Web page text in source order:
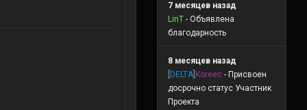
7 месяцев назад
LinT - Объявлена
благодарность
8 месяцев назад
DELTA Koreec - Присвоен
досрочно статус Участник
Проекта